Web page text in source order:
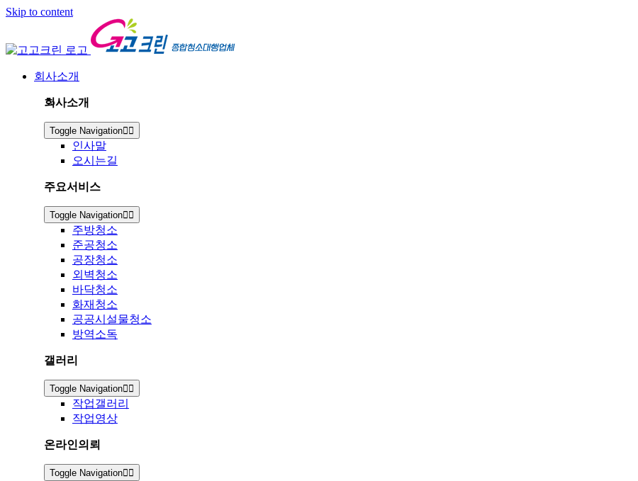
Skip to content
회사소개
회사소개
Toggle Navigation
인사말
오시는길
주요서비스
Toggle Navigation
주방청소
준공청소
공장청소
외벽청소
바닥청소
화재청소
공공시설물청소
방역소독
갤러리
Toggle Navigation
작업갤러리
작업영상
온라인의뢰
Toggle Navigation